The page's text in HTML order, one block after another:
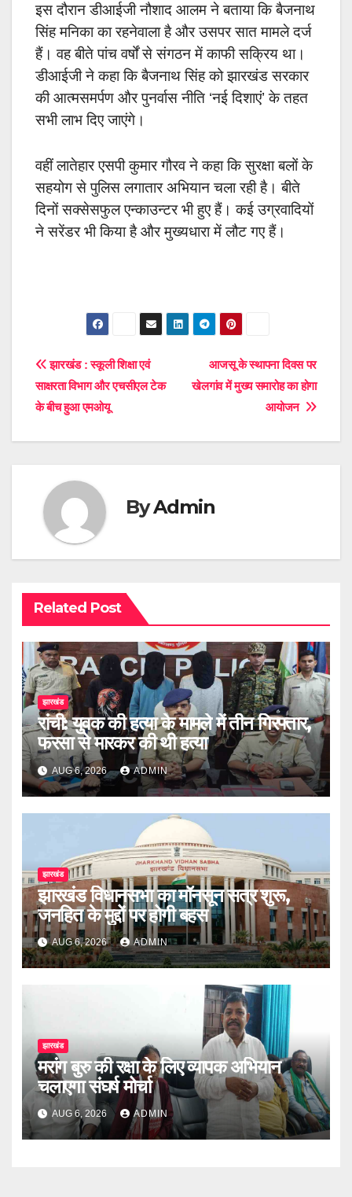
इस दौरान डीआईजी नौशाद आलम ने बताया कि बैजनाथ
सिंह मनिका का रहनेवाला है और उसपर सात मामले दर्ज
हैं। वह बीते पांच वर्षों से संगठन में काफी सक्रिय था।
डीआईजी ने कहा कि बैजनाथ सिंह को झारखंड सरकार
की आत्मसमर्पण और पुनर्वास नीति ‘नई दिशाएं’ के तहत
सभी लाभ दिए जाएंगे।
वहीं लातेहार एसपी कुमार गौरव ने कहा कि सुरक्षा बलों के
सहयोग से पुलिस लगातार अभियान चला रही है। बीते
दिनों सक्सेसफुल एन्काउन्टर भी हुए हैं। कई उग्रवादियों
ने सरेंडर भी किया है और मुख्यधारा में लौट गए हैं।
Post
navigation
आजसू के स्थापना दिवस पर
खेलगांव में मुख्य समारोह का होगा
आयोजन
झारखंड : स्कूली शिक्षा एवं
साक्षरता विभाग और एचसीएल टेक
के बीच हुआ एमओयू
ByAdmin
Related Post
झारखंड
रांची: युवक की हत्या के मामले में तीन गिरफ्तार,
फरसा से मारकर की थी हत्या
AUG 6, 2026 ADMIN
झारखंड
झारखंड विधानसभा का मॉनसून सत्र शुरू,
जनहित के मुद्दों पर होगी बहस
AUG 6, 2026 ADMIN
झारखंड
मरांग बुरु की रक्षा के लिए व्यापक अभियान
चलाएगा संघर्ष मोर्चा
AUG 6, 2026 ADMIN